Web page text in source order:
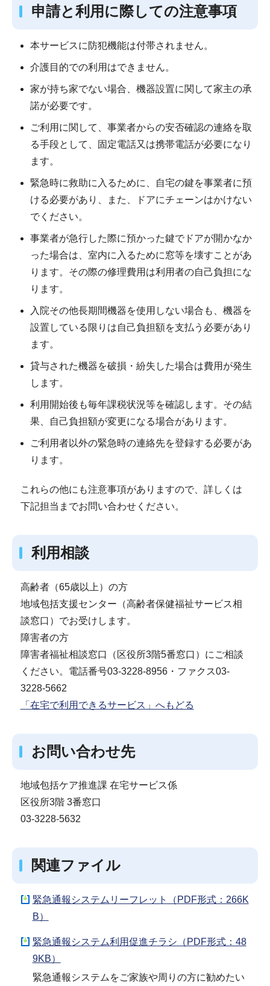
申請と利用に際しての注意事項
本サービスに防犯機能は付帯されません。
介護目的での利用はできません。
家が持ち家でない場合、機器設置に関して家主の承
諾が必要です。
ご利用に関して、事業者からの安否確認の連絡を取
る手段として、固定電話又は携帯電話が必要になり
ます。
緊急時に救助に入るために、自宅の鍵を事業者に預
ける必要があり、また、ドアにチェーンはかけない
でください。
事業者が急行した際に預かった鍵でドアが開かなか
った場合は、室内に入るために窓等を壊すことがあ
ります。その際の修理費用は利用者の自己負担にな
ります。
入院その他長期間機器を使用しない場合も、機器を
設置している限りは自己負担額を支払う必要があり
ます。
貸与された機器を破損・紛失した場合は費用が発生
します。
利用開始後も毎年課税状況等を確認します。その結
果、自己負担額が変更になる場合があります。
ご利用者以外の緊急時の連絡先を登録する必要があ
ります。
これらの他にも注意事項がありますので、詳しくは
下記担当までお問い合わせください。
利用相談
高齢者（65歳以上）の方
地域包括支援センター（高齢者保健福祉サービス相
談窓口）でお受けします。
障害者の方
障害者福祉相談窓口（区役所3階5番窓口）にご相談
ください。電話番号03-3228-8956・ファクス03-
3228-5662
「在宅で利用できるサービス」へもどる
お問い合わせ先
地域包括ケア推進課 在宅サービス係
区役所3階 3番窓口
03-3228-5632
関連ファイル
緊急通報システムリーフレット（PDF形式：266K
B）
緊急通報システム利用促進チラシ（PDF形式：48
9KB）
緊急通報システムをご家族や周りの方に勧めたい